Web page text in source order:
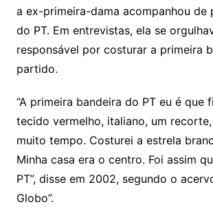
a ex-primeira-dama acompanhou de
do PT. Em entrevistas, ela se
responsável por costurar a primeira
partido.
“A primeira bandeira do PT eu é que
tecido vermelho, italiano, um
muito tempo. Costurei a estrela
Minha casa era o centro. Foi assim
PT”, disse em 2002, segundo o
Globo”.